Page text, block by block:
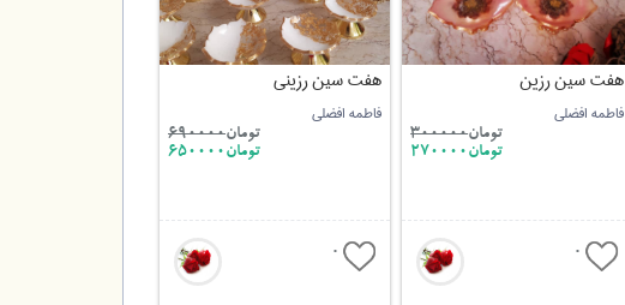
هفت سین رزین
فاطمه افضلی
تومان300000
تومان270000
0
هفت سین رزینی
فاطمه افضلی
تومان690000
تومان650000
0